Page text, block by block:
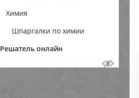
Химия
Шпаргалки по химии
Решатель онлайн